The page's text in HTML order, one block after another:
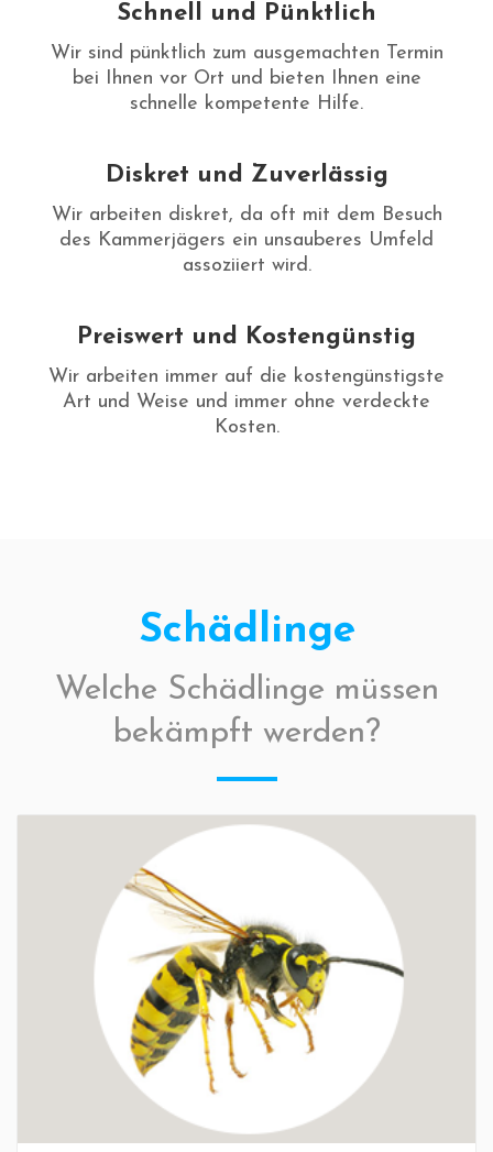
Schnell und Pünktlich
Wir sind pünktlich zum ausgemachten Termin
bei Ihnen vor Ort und bieten Ihnen eine
schnelle kompetente Hilfe.
Diskret und Zuverlässig
Wir arbeiten diskret, da oft mit dem Besuch
des Kammerjägers ein unsauberes Umfeld
assoziiert wird.
Preiswert und Kostengünstig
Wir arbeiten immer auf die kostengünstigste
Art und Weise und immer ohne verdeckte
Kosten.
Schädlinge
Welche Schädlinge müssen
bekämpft werden?